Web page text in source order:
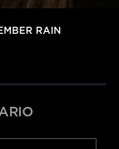
RAIN